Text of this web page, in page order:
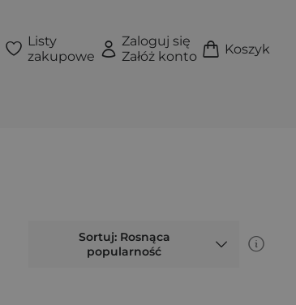
Listy
zakupowe
Zaloguj się
Załóż konto
Koszyk
Sortuj: Rosnąca
popularność